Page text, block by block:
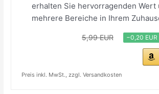
erhalten Sie hervorragenden Wert
mehrere Bereiche in Ihrem
5,99 EUR −0,20 EUR
Preis inkl. MwSt., zzgl. Versandkosten